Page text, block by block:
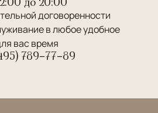
договоренности
в любое удобное
вас время
789-77-89